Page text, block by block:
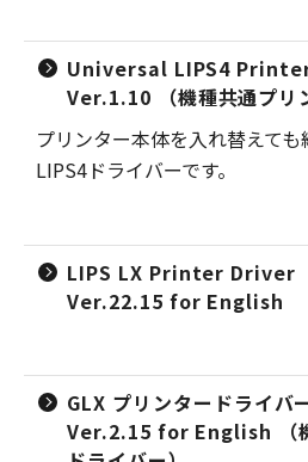
Universal LIPS4
Ver.1.10 （機種共通プリ
プリンター本体を入れ替えて
LIPS4ドライバーです。
LIPS LX Printer Driver
Ver.22.15 for English
GLX プリンタードライバ
Ver.2.15 for English （